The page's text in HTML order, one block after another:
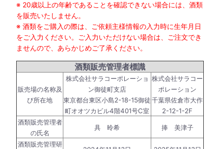
※ 20歳以上の年齢であることを確認できない場合には、酒類
を販売いたしません。
※ 酒類をご購入の際は、ご依頼主様情報の入力時に生年月日
をご入力ください。ご入力いただけない場合は、ご注文でき
ませんので、あらかじめご了承ください。
酒類販売管理者標識
販売場の名称及
び所在地
株式会社サラコーポレーショ
ン御徒町支店
東京都台東区小島2-18-15御徒
町オオツカビル4階401号C室
株式会社サラコー
ポレーション
千葉県佐倉市大作
2-12-1-2F
酒類販売管理者
の氏名
具 昤希 捧 美津子
酒類販売管理研